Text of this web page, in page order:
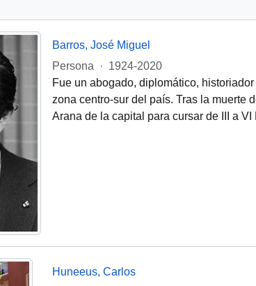
Barros, José Miguel
Persona
· 1924-2020
Fue un abogado, diplomático,
zona centro-sur del país. Tras la muerte
Arana de la capital para cursar de III a
Huneeus, Carlos